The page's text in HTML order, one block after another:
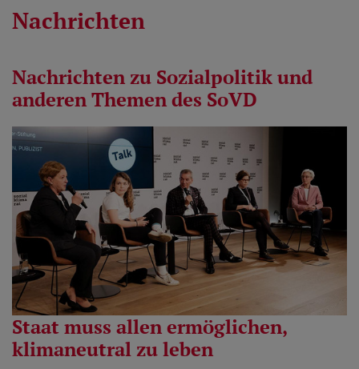
Nachrichten
Nachrichten zu Sozialpolitik und
anderen Themen des SoVD
Staat muss allen ermöglichen,
klimaneutral zu leben